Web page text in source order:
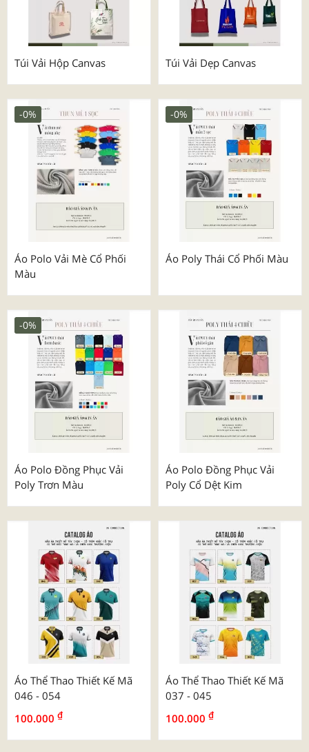
Túi Vải Hộp Canvas Túi Vải Dẹp Canvas
Áo Polo Vải Mè Cổ Phối
Màu
-0%
Áo Poly Thái Cổ Phối Màu
-0%
Áo Polo Đồng Phục Vải
Poly Trơn Màu
-0%
Áo Polo Đồng Phục Vải
Poly Cổ Dệt Kim
Áo Thể Thao Thiết Kế Mã
046 - 054
100.000 ₫
Áo Thể Thao Thiết Kế Mã
037 - 045
100.000 ₫